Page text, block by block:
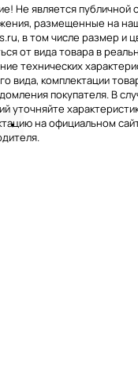
Не является публичной
размещенные на
в том числе размер и
от вида товара в
технических
вида, комплектации
покупателя. В
уточняйте
на официальном